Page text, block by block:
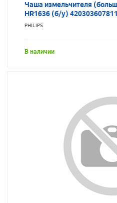
Чаша измельчителя
HR1636 (б/у) 420303607811
PHILIPS
В наличии